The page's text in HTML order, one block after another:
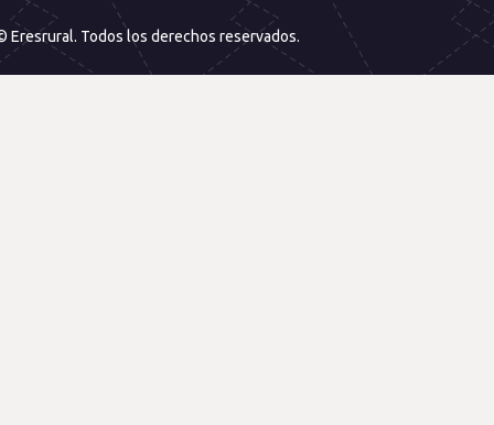
Eresrural. Todos los derechos reservados.